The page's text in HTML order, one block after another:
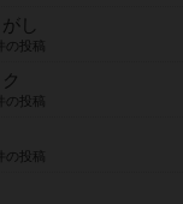
し
の投稿
の投稿
の投稿